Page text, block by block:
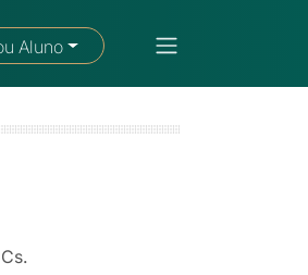
com um consultor
Aluno